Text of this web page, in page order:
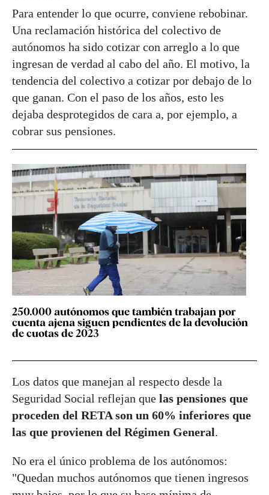
Para entender lo que ocurre, conviene rebobinar.
Una reclamación histórica del colectivo de
autónomos ha sido cotizar con arreglo a lo que
ingresan de verdad al cabo del año. El motivo, la
tendencia del colectivo a cotizar por debajo de lo
que ganan. Con el paso de los años, esto les
dejaba desprotegidos de cara a, por ejemplo, a
cobrar sus pensiones.
250.000 autónomos que también trabajan por
cuenta ajena siguen pendientes de la devolución
de cuotas de 2023
Los datos que manejan al respecto desde la
Seguridad Social reflejan que las pensiones que
proceden del RETA son un 60% inferiores que
las que provienen del Régimen General.
No era el único problema de los autónomos:
"Quedan muchos autónomos que tienen ingresos